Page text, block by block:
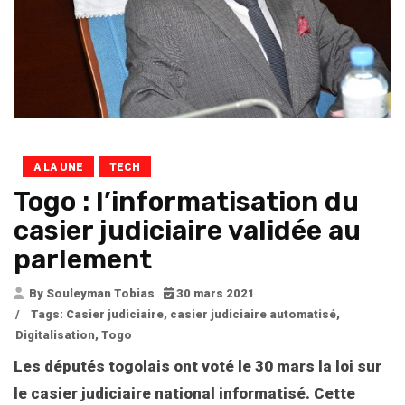
A LA UNE TECH
Togo : l’informatisation du
casier judiciaire validée au
parlement
By Souleyman Tobias
30 mars 2021
/
Tags: Casier judiciaire, casier judiciaire automatisé,
Digitalisation, Togo
Les députés togolais ont voté le 30 mars la loi sur
le casier judiciaire national informatisé. Cette